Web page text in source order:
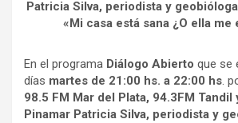
Patricia Silva, periodista y
«Mi casa está sana ¿O ella me
En el programa Diálogo Abierto que se
días martes de 21:00 hs. a 22:00 hs.
98.5 FM Mar del Plata, 94.3FM Tandil
Pinamar Patricia Silva, periodista y